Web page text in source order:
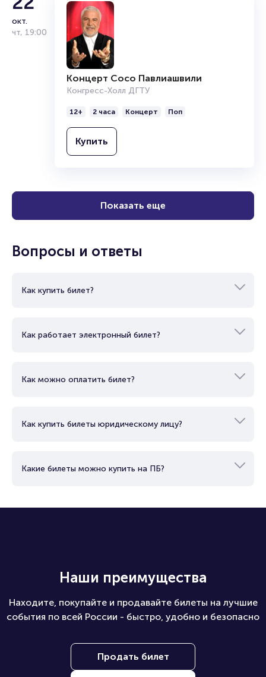
окт.
чт, 19:00
Концерт Сосо Павлиашвили
Конгресс-Холл ДГТУ
12+ 2 часа Концерт Поп
Купить
Показать еще
Вопросы и ответы
Как купить билет?
Как работает электронный билет?
Как можно оплатить билет?
Как купить билеты юридическому лицу?
Какие билеты можно купить на ПБ?
Наши преимущества
Находите, покупайте и продавайте билеты на лучшие
события по всей России - быстро, удобно и безопасно
Продать билет